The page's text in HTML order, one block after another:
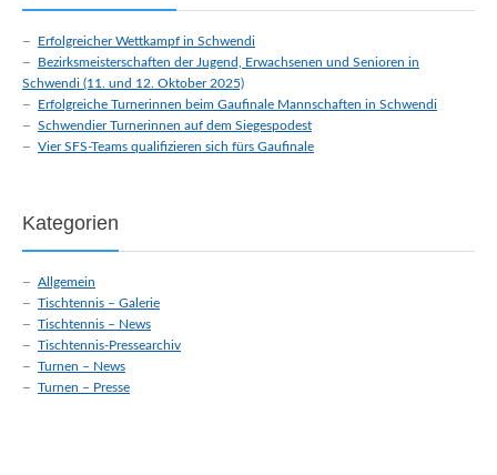
der VR-Tag der P-Stufen
Bezirksfinale Süd im...
Turnabteilung der
Sportfreunde Schwendi
von der Gau-Vorrunde
Süd...
Zehn Turnerinnen
qualifiziert
In Illerrieden fand das
Gaufinale der VR-
Talentiade Gerätturnen
Einzel weiblich des Turngau
Ulm statt....
Schwendier
Erfolgreicher Wettkampf in Schwendi
Bezirksmeisterschaften der Jugend, Erwachsenen und Senioren in
Schwendi (11. und 12. Oktober 2025)
Erfolgreiche Turnerinnen beim Gaufinale Mannschaften in Schwendi
Schwendier Turnerinnen auf dem Siegespodest
Vier SFS-Teams qualifizieren sich fürs Gaufinale
Kategorien
Allgemein
Tischtennis – Galerie
Tischtennis – News
Tischtennis-Pressearchiv
Turnen – News
Turnen – Presse